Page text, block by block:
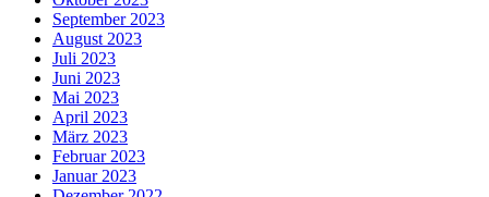
September 2023
August 2023
Juli 2023
Juni 2023
Mai 2023
April 2023
März 2023
Februar 2023
Januar 2023